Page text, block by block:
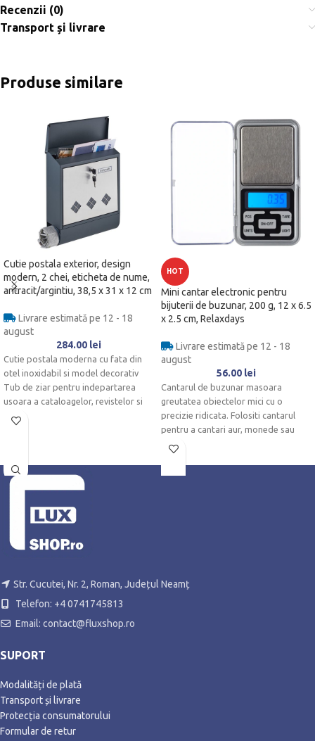
Recenzii (0)
Transport și livrare
Produse similare
Cutie postala exterior, design
modern, 2 chei, eticheta de nume,
antracit/argintiu, 38,5 x 31 x 12 cm
Livrare estimată pe 12 - 18
august
284.00 lei
Cutie postala moderna cu fata din
otel inoxidabil si model decorativ
Tub de ziar pentru indepartarea
usoara a cataloagelor, revistelor si
multe altele.
mare pentru corespondenta cu clapa
de protectie impotriva ploaielor
HOT
Mini cantar electronic pentru
bijuterii de buzunar, 200 g, 12 x 6.5
x 2.5 cm, Relaxdays
Livrare estimată pe 12 - 18
august
56.00 lei
Cantarul de buzunar masoara
greutatea obiectelor mici cu o
precizie ridicata. Folositi cantarul
pentru a cantari aur, monede sau
pentru
Str. Cucutei, Nr. 2, Roman, Județul Neamț
Telefon: +4 0741745813
Email: contact@fluxshop.ro
SUPORT
Modalități de plată
Transport și livrare
Protecția consumatorului
Formular de retur